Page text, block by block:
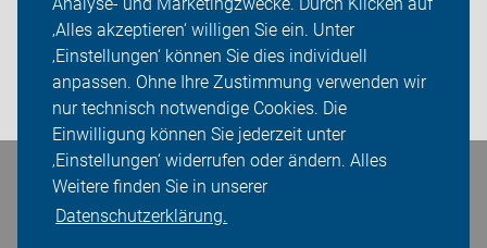
‚Alles akzeptieren‘ willigen Sie ein. Unter
‚Einstellungen‘ können Sie dies individuell
anpassen. Ohne Ihre Zustimmung verwenden wir
nur technisch notwendige Cookies. Die
Einwilligung können Sie jederzeit unter
‚Einstellungen‘ widerrufen oder ändern. Alles
Weitere finden Sie in unserer
Datenschutzerklärung.
Presse
Login
Bleiben Sie in Kontakt